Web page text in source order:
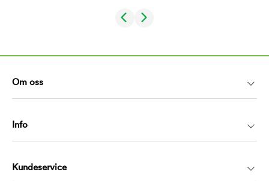
Om oss
Info
Kundeservice